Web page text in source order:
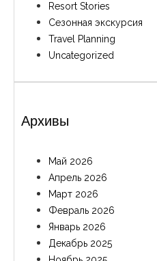
Resort Stories
Сезонная экскурсия
Travel Planning
Uncategorized
Архивы
Май 2026
Апрель 2026
Март 2026
Февраль 2026
Январь 2026
Декабрь 2025